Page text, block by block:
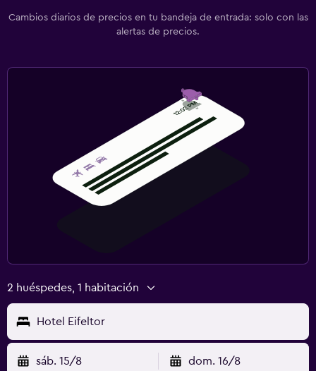
Cambios diarios de precios en tu bandeja de entrada: solo con las
alertas de precios.
2 huéspedes, 1 habitación
Hotel Eifeltor
sáb. 15/8 dom. 16/8